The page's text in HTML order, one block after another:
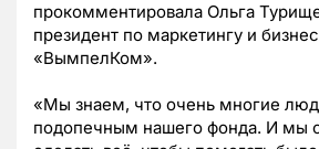
прокомментировала Ольга
президент по маркетингу и
«ВымпелКом».
«Мы знаем, что очень многие
подопечным нашего фонда. И мы